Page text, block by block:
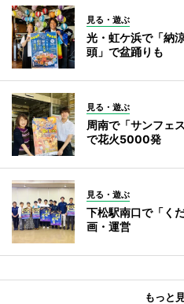
見る・遊ぶ
光・虹ケ浜で「納
頭」で盆踊りも
見る・遊ぶ
周南で「サンフェ
で花火5000発
見る・遊ぶ
下松駅南口で「く
画・運営
もっと